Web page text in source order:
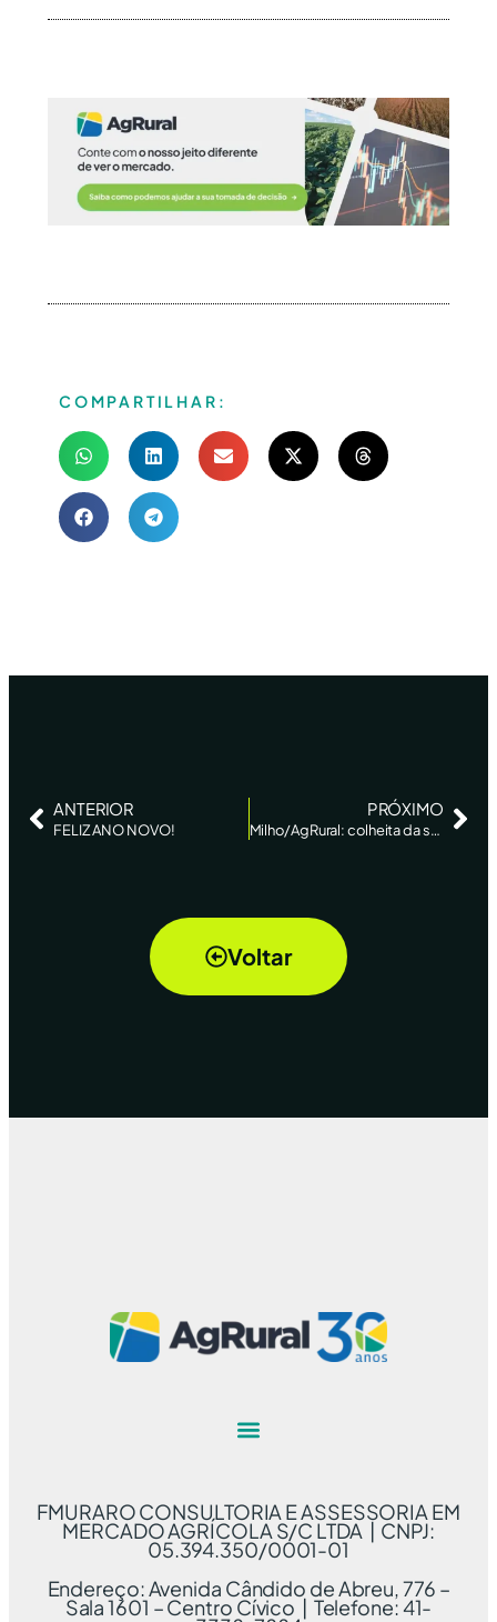
COMPARTILHAR:
ANTERIOR
FELIZ ANO NOVO!
PRÓXIMO
Milho/AgRural: colheita da safra de verão chega a 15% da área plantada no Centro-Sul
Voltar
FMURARO CONSULTORIA E ASSESSORIA EM
MERCADO AGRÍCOLA S/C LTDA | CNPJ:
05.394.350/0001-01
Endereço: Avenida Cândido de Abreu, 776 –
Sala 1601 – Centro Cívico | Telefone: 41-